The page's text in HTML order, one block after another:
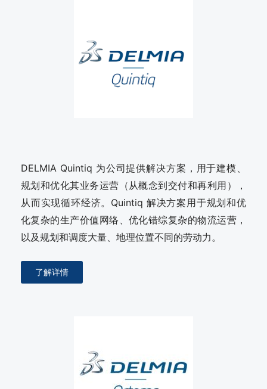
DELMIA Quintiq 为公司提供解决方案，用于建模、
规划和优化其业务运营（从概念到交付和再利用），
从而实现循环经济。Quintiq 解决方案用于规划和优
化复杂的生产价值网络、优化错综复杂的物流运营，
以及规划和调度大量、地理位置不同的劳动力。
了解详情